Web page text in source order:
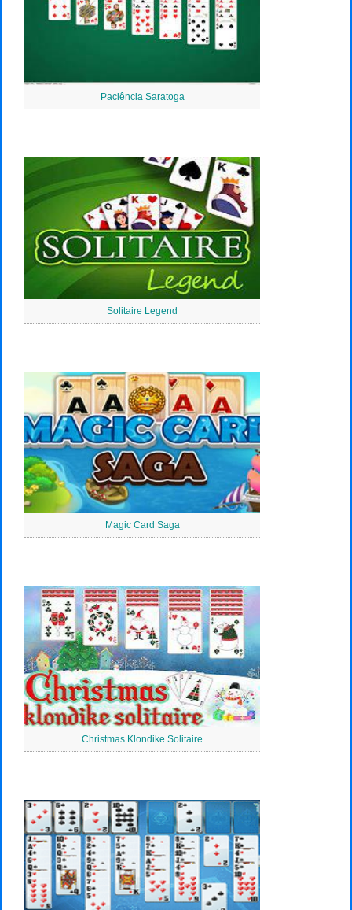
Paciência Saratoga
Solitaire Legend
Magic Card Saga
Christmas Klondike Solitaire